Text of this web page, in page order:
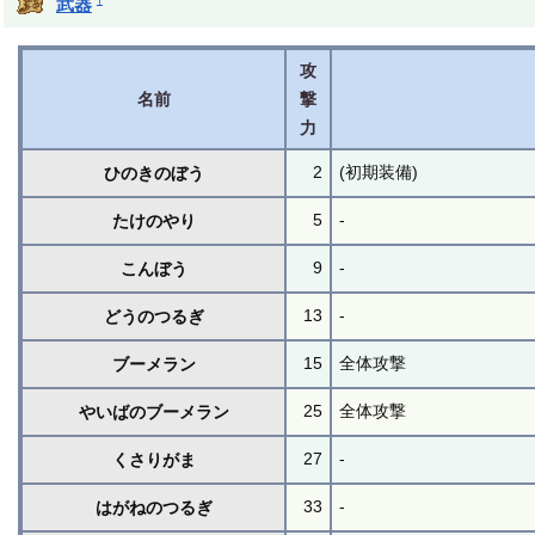
武器
名前
攻
撃
力
ひのきのぼう 2 (初期装備)
たけのやり 5 -
こんぼう 9 -
どうのつるぎ 13 -
ブーメラン 15 全体攻撃
やいばのブーメラン 25 全体攻撃
くさりがま 27 -
はがねのつるぎ 33 -